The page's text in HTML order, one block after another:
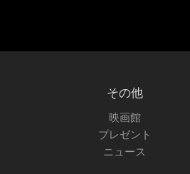
その他
映画館
プレゼント
ニュース